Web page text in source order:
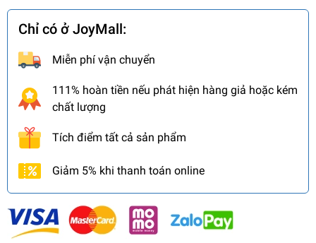
Chỉ có ở JoyMall:
Miễn phí vận chuyển
111% hoàn tiền nếu phát hiện hàng giả hoặc kém
chất lượng
Tích điểm tất cả sản phẩm
Giảm 5% khi thanh toán online